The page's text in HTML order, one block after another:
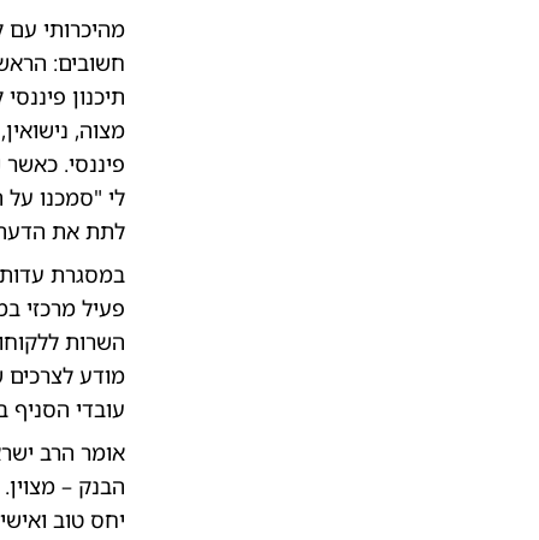
מהיכרותי עם
חשובים:
תיכנון
מצוה,
פיננסי.
לי "סמכנו
לתת את הדעת
במסגרת עדות
פעיל מרכזי
השרות
מודע לצרכים
עובדי הסניף
אומר הרב
הבנק –
יחס טוב